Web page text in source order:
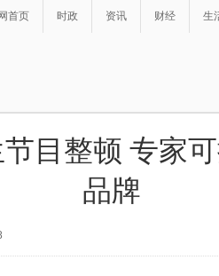
首页 时政 资讯 财经 生
目整顿 专家
品牌